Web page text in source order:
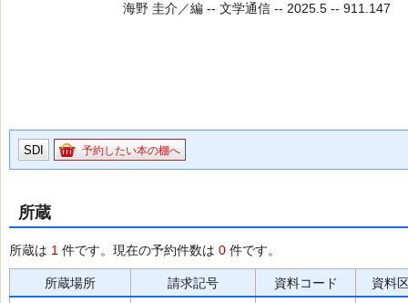
海野 圭介／編 -- 文学通信 -- 2025.5 -- 911.147
SDI 予約したい本の棚へ
所蔵
所蔵は 1 件です。現在の予約件数は 0 件です。
所蔵場所 請求記号 資料コード 資料